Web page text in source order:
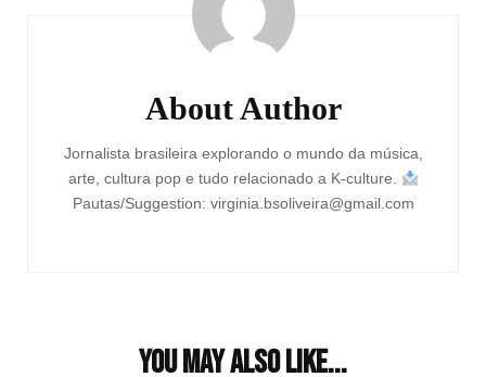
About Author
Jornalista brasileira explorando o mundo da música,
arte, cultura pop e tudo relacionado a K-culture.
Pautas/Suggestion: virginia.bsoliveira@gmail.com
You may also like...